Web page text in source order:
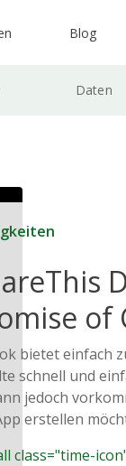
Blog
Daten
of
bietet einfach
schnell und
jedoch
erstellen
class="time-